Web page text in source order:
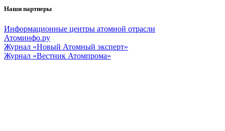
Наши партнеры
Информационные центры атомной отрасли
Атоминфо.ру
Журнал «Новый Атомный эксперт»
Журнал «Вестник Атомпрома»